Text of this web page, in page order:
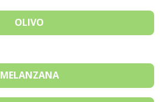
OLIVO
MELANZANA